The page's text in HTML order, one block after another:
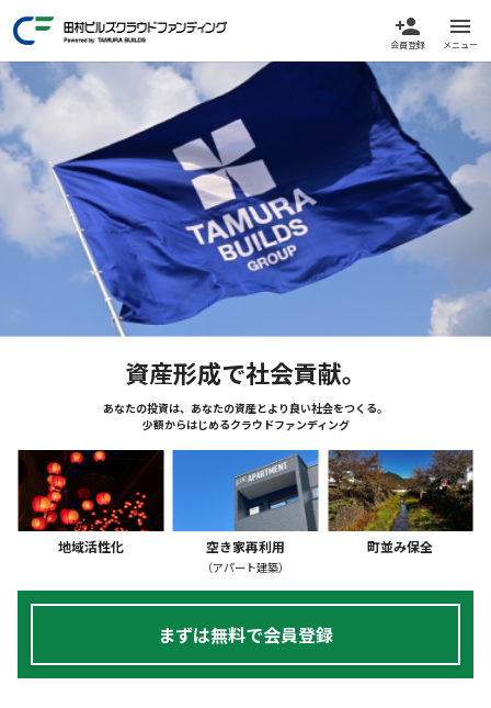
person_add
会員登録
menu
メニュー
資産形成で社会貢献。
あなたの投資は、あなたの資産とより良い社会をつくる。
少額からはじめるクラウドファンディング
地域活性化 空き家再利用
（アパート建築）
町並み保全
まずは無料で会員登録